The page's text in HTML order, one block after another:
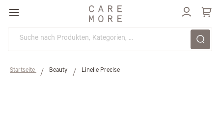
Direkt
zum
Inhalt
Startseite Beauty Linelle Precise